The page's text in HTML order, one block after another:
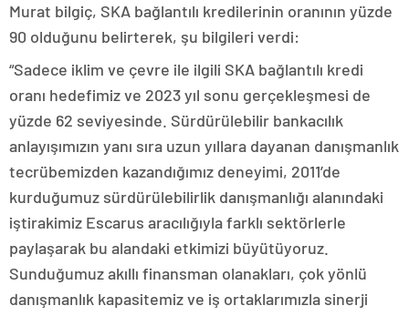
Murat bilgiç, SKA bağlantılı kredilerinin oranının yüzde
90 olduğunu belirterek, şu bilgileri verdi:
“Sadece iklim ve çevre ile ilgili SKA bağlantılı kredi
oranı hedefimiz ve 2023 yıl sonu gerçekleşmesi de
yüzde 62 seviyesinde. Sürdürülebilir bankacılık
anlayışımızın yanı sıra uzun yıllara dayanan danışmanlık
tecrübemizden kazandığımız deneyimi, 2011’de
kurduğumuz sürdürülebilirlik danışmanlığı alanındaki
iştirakimiz Escarus aracılığıyla farklı sektörlerle
paylaşarak bu alandaki etkimizi büyütüyoruz.
Sunduğumuz akıllı finansman olanakları, çok yönlü
danışmanlık kapasitemiz ve iş ortaklarımızla sinerji